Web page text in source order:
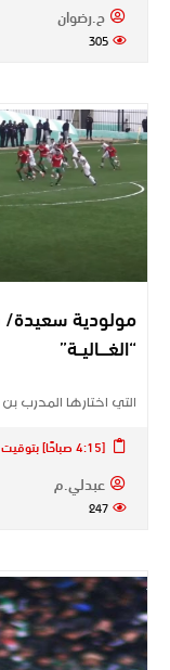
ح.رضوان
305
مولودية سعيدة/
“الغــــاليــة”
عكس ما كان
التي اختارها المدرب
[4:15 صباحًا] بتوقيت الجزائر - الأحد 21 ديسمبر 2025
عبدلي.م
247